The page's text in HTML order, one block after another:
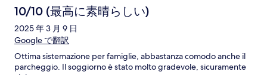
10/10 (最高に素晴らしい)
2025 年 3 月 9 日
Google で翻訳
Ottima sistemazione per famiglie, abbastanza comodo anche il
parcheggio. Il soggiorno è stato molto gradevole, sicuramente